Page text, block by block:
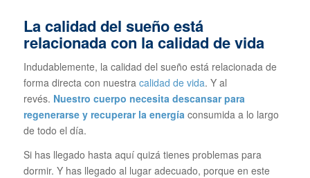
La calidad del sueño está
relacionada con la calidad de vida
Indudablemente, la calidad del sueño está relacionada de
forma directa con nuestra calidad de vida. Y al
revés. Nuestro cuerpo necesita descansar para
regenerarse y recuperar la energía consumida a lo largo
de todo el día.
Si has llegado hasta aquí quizá tienes problemas para
dormir. Y has llegado al lugar adecuado, porque en este